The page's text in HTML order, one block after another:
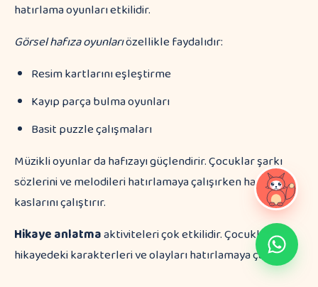
hatırlama oyunları etkilidir.
Görsel hafıza oyunlarıözellikle faydalıdır:
Resim kartlarını eşleştirme
Kayıp parça bulma oyunları
Basit puzzle çalışmaları
Müzikli oyunlar da hafızayı güçlendirir. Çocuklar şarkı
sözlerini ve melodileri hatırlamaya çalışırken hafıza
kaslarını çalıştırır.
Hikaye anlatmaaktiviteleri çok etkilidir. Çocuklar
hikayedeki karakterleri ve olayları hatırlamaya çalışır.